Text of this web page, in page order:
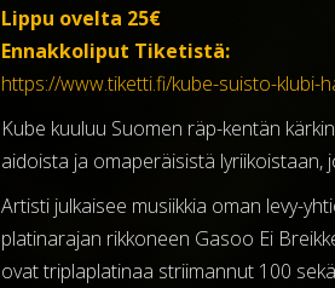
Lippu ovelta 25€
Ennakkoliput Tiketistä:
https://www.tiketti.fi/kube-suisto-klubi-
Kube kuuluu Suomen räp-kentän
aidoista ja omaperäisistä
Artisti julkaisee musiikkia oman levy-
platinarajan rikkoneen Gasoo Ei
ovat triplaplatinaa striimannut 100